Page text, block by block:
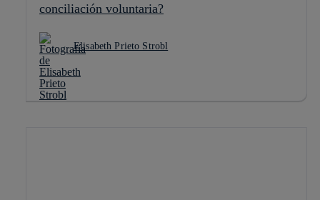
conciliación voluntaria?
Elisabeth Prieto Strobl